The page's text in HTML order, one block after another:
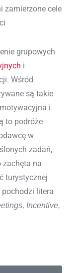
zamierzone cele
grupowych
i
Wśród
są takie
i
to podróże
w
zadań,
zachęta na
turystycznej
pochodzi litera
Incentive,